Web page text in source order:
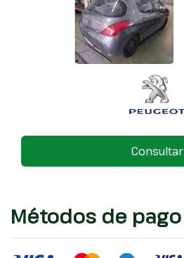
Consultar
Métodos de pago